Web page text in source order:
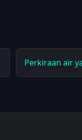
Perkiraan air